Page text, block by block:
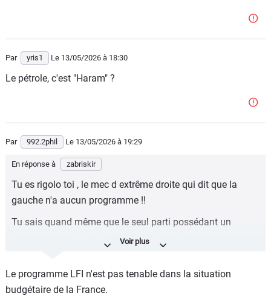
Par yris1 Le 13/05/2026 à 18:30
Le pétrole, c'est "Haram" ?
Par 992.2phil Le 13/05/2026 à 19:29
En réponse à zabriskir
Tu es rigolo toi , le mec d extrême droite qui dit que la
gauche n'a aucun programme !!
Tu sais quand même que le seul parti possédant un
institut de travail en l occurrence la boetie, qui a un
est chiffré, sourcé et étayé, c est justement LFI que les
médias dominants insultent à longueur de journée car les
Le programme LFI n'est pas tenable dans la situation
budgétaire de la France.